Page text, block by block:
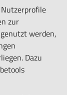
zur
werden,
Dazu